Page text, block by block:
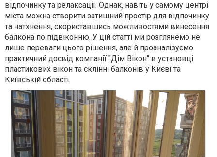
відпочинку та релаксації. Однак, навіть у самому центрі
міста можна створити затишний простір для відпочинку
та натхнення, скориставшись можливостями винесення
балкона по підвіконню. У цій статті ми розглянемо не
лише переваги цього рішення, але й проаналізуємо
практичний досвід компанії "Дім Вікон" в установці
пластикових вікон та склінні балконів у Києві та
Київській області.